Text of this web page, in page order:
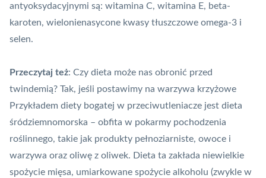
antyoksydacyjnymi są: witamina C, witamina E, beta-
karoten, wielonienasycone kwasy tłuszczowe omega-3 i
selen.
Przeczytaj też: Czy dieta może nas obronić przed
twindemią? Tak, jeśli postawimy na warzywa krzyżowe
Przykładem diety bogatej w przeciwutleniacze jest dieta
śródziemnomorska – obfita w pokarmy pochodzenia
roślinnego, takie jak produkty pełnoziarniste, owoce i
warzywa oraz oliwę z oliwek. Dieta ta zakłada niewielkie
spożycie mięsa, umiarkowane spożycie alkoholu (zwykle w